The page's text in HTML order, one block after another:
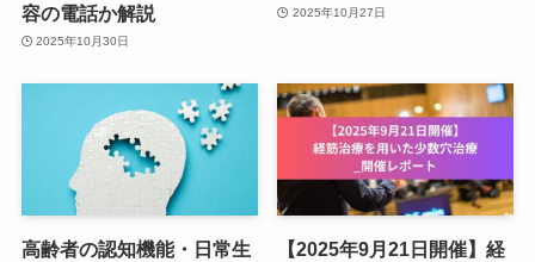
容の電話か解説
2025年10月30日
2025年10月27日
高齢者の認知機能・日常生
【2025年9月21日開催】経